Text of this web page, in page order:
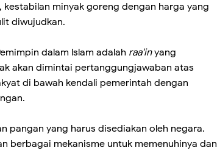
minyak goreng dengan harga yang
diwujudkan.
dalam lslam adalah raa'inyang
akan dimintai pertanggungjawaban atas
di bawah kendali pemerintah dengan
pangan yang harus disediakan oleh negara.
berbagai mekanisme untuk memenuhinya dan